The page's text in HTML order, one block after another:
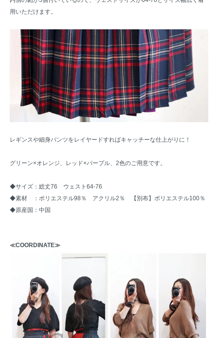
用いただけます。
レギンスや細身パンツをレイヤードすればキャッチーな仕上がりに！
グリーン×オレンジ、レッド×パープル、2色のご用意です。
◆サイズ：総丈76 ウェスト64-76
◆素材 ：ポリエステル98％ アクリル2％ 【別布】ポリエステル100％
◆原産国：中国
≪COORDINATE≫